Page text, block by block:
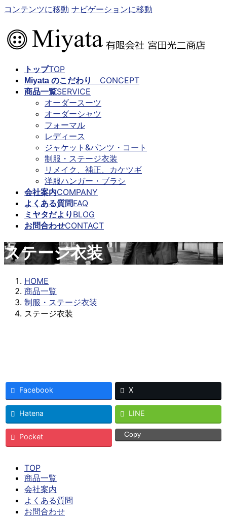
コンテンツに移動 ナビゲーションに移動
トップTOP
Miyata のこだわり CONCEPT
商品一覧SERVICE
オーダースーツ
オーダーシャツ
フォーマル
レディース
ジャケット&パンツ・コート
制服・ステージ衣装
リメイク、補正、カケツギ
洋服ハンガー・ブラシ
会社案内COMPANY
よくある質問FAQ
ミヤタだより BLOG
お問合わせCONTACT
ステージ衣装
HOME
商品一覧
制服・ステージ衣装
ステージ衣装
Facebook X
Hatena LINE
Pocket Copy
TOP
商品一覧
会社案内
よくある質問
お問合わせ